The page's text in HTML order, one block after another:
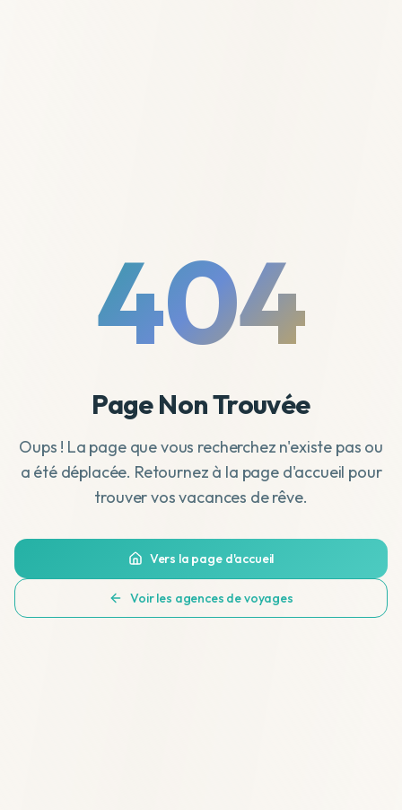
404
Page Non Trouvée
Oups ! La page que vous recherchez n'existe pas ou
a été déplacée. Retournez à la page d'accueil pour
trouver vos vacances de rêve.
Vers la page d'accueil
Voir les agences de voyages